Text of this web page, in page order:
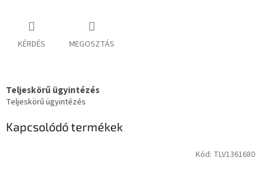
KÉRDÉS MEGOSZTÁS
Teljeskörű ügyintézés
Teljeskörű ügyintézés
Kapcsolódó termékek
Kód: TLV1361680